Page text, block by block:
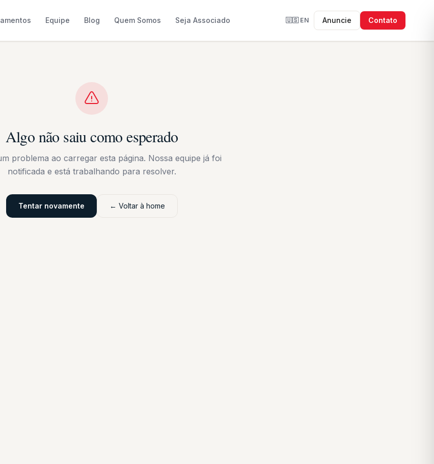
Equipe Blog Quem Somos Seja Associado 🇺🇸 EN Anuncie Contato
Algo não saiu como esperado
problema ao carregar esta página. Nossa equipe já foi
notificada e está trabalhando para resolver.
Tentar novamente ← Voltar à home